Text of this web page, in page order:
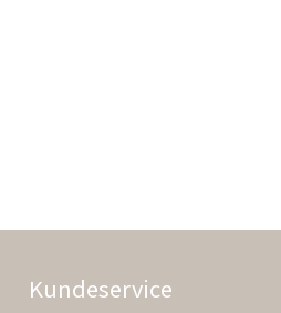
Kundeservice